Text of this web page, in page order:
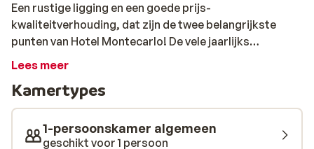
Een rustige ligging en een goede prijs-
kwaliteitverhouding, dat zijn de twee belangrijkste
punten van Hotel Montecarlo! De vele jaarlijks
terugkerende Nederlandse gasten zijn vooral
vriendelijkheid van het personeel. Hier hangt een
ontspannen sfeer waar niets moet en alles mag. De
skibus, die je snel naar de gondel brengt stopt vlak
voor het hotel, zo ben je lekker snel bij de lift.
Lees meer
Kamertypes
1-persoonskamer algemeen
geschikt voor 1 persoon